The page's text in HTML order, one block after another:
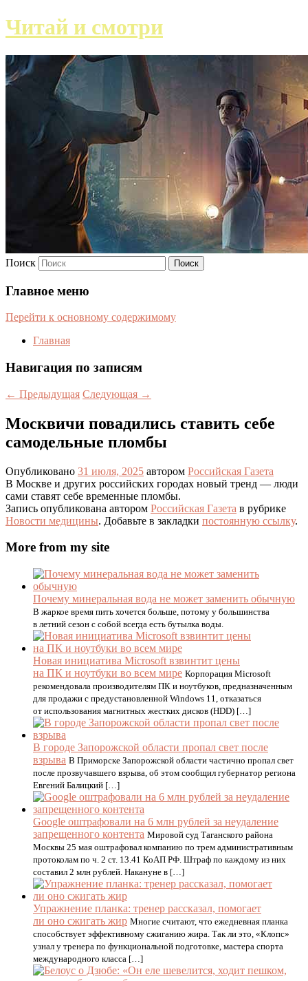
Читай и смотри
Поиск
Главное меню
Перейти к основному содержимому
Главная
Навигация по записям
← Предыдущая Следующая →
Москвичи повадились ставить себе
самодельные пломбы
Опубликовано 31 июля, 2025 автором Российская Газета
В Москве и других российских городах новый тренд — люди
сами ставят себе временные пломбы.
Запись опубликована автором Российская Газета в рубрике
Новости медицины. Добавьте в закладки постоянную ссылку.
More from my site
Почему минеральная вода не может заменить обычную
В жаркое время пить хочется больше, потому у большинства
в летний сезон с собой всегда есть бутылка воды.
Новая инициатива Microsoft взвинтит цены
на ПК и ноутбуки во всем мире Корпорация Microsoft
рекомендовала производителям ПК и ноутбуков, предназначенным
для продажи с предустановленной Windows 11, отказаться
от использования магнитных жестких дисков (HDD) […]
В городе Запорожской области пропал свет после
взрыва В Приморске Запорожской области частично пропал свет
после прозвучавшего взрыва, об этом сообщил губернатор региона
Евгений Балицкий […]
Google оштрафовали на 6 млн рублей за неудаление
запрещенного контента Мировой суд Таганского района
Москвы 25 мая оштрафовал компанию по трем административным
протоколам по ч. 2 ст. 13.41 КоАП РФ. Штраф по каждому из них
составил 2 млн рублей. Накануне в […]
Упражнение планка: тренер рассказал, помогает
ли оно сжигать жир Многие считают, что ежедневная планка
способствует эффективному сжиганию жира. Так ли это, «Клопс»
узнал у тренера по функциональной подготовке, мастера спорта
международного класса […]